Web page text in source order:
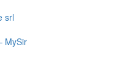
srl
MySir